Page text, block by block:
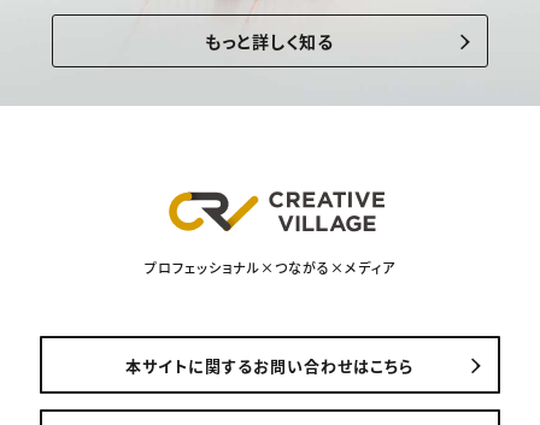
もっと詳しく知る
プロフェッショナル×つながる×メディア
本サイトに関するお問い合わせはこちら